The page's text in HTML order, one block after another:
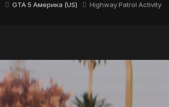
GTA 5 Америка (US) Highway Patrol Activity